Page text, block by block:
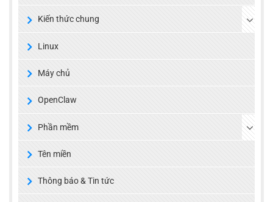
Kiến thức chung
Linux
Máy chủ
OpenClaw
Phần mềm
Tên miền
Thông báo & Tin tức